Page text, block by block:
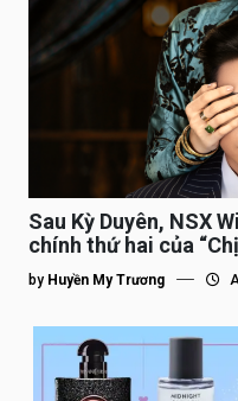
Sau Kỳ Duyên, NSX
chính thứ hai của
by Huyền My Trương